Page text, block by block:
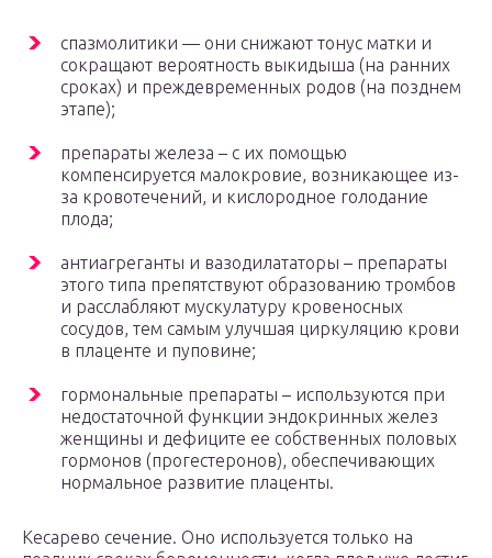
спазмолитики — они снижают тонус матки и
сокращают вероятность выкидыша (на ранних
сроках) и преждевременных родов (на позднем
этапе);
препараты железа – с их помощью
компенсируется малокровие, возникающее из-
за кровотечений, и кислородное голодание
плода;
антиагреганты и вазодилататоры – препараты
этого типа препятствуют образованию тромбов
и расслабляют мускулатуру кровеносных
сосудов, тем самым улучшая циркуляцию крови
в плаценте и пуповине;
гормональные препараты – используются при
недостаточной функции эндокринных желез
женщины и дефиците ее собственных половых
гормонов (прогестеронов), обеспечивающих
нормальное развитие плаценты.
Кесарево сечение. Оно используется только на